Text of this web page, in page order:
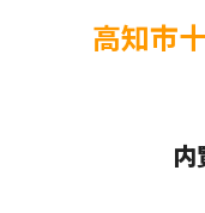
高知市
内